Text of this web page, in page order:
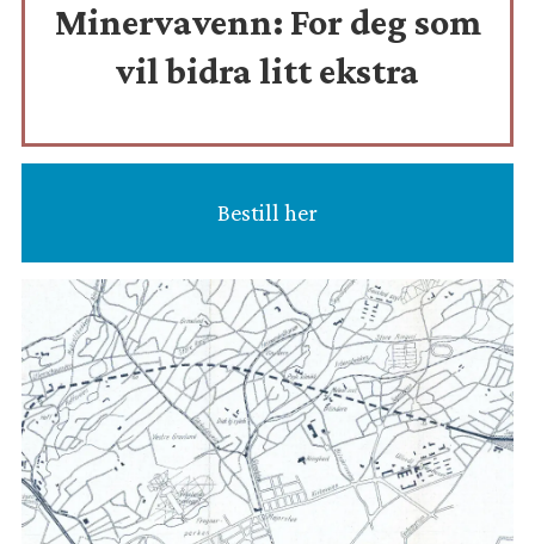
Minervavenn: For deg som
vil bidra litt ekstra
Bestill her